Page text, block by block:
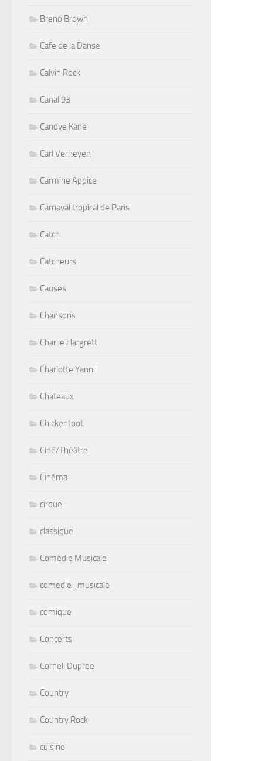
Breno Brown
Cafe de la Danse
Calvin Rock
Canal 93
Candye Kane
Carl Verheyen
Carmine Appice
Carnaval tropical de Paris
Catch
Catcheurs
Causes
Chansons
Charlie Hargrett
Charlotte Yanni
Chateaux
Chickenfoot
Ciné/Théâtre
Cinéma
cirque
classique
Comédie Musicale
comedie_musicale
comique
Concerts
Cornell Dupree
Country
Country Rock
cuisine